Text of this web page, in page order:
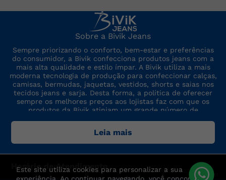
Este site utiliza cookies para personalizar a sua
Sobre a Bivik Jeans
Sempre priorizando o conforto, bem-estar e preferências
do consumidor, a Bivik confecciona produtos jeans com a
mais alta qualidade e estilo ímpar. A Bivik utiliza a mais
moderna tecnologia de produção para confeccionar calças,
camisas, bermudas, jaquetas, vestidos, shorts e saias nos
tecidos jeans e sarja. Desta forma, a política de oferecer
sempre os melhores preços aos lojistas faz com que os
produtos da Bivik atinjam um grande número de
qualidade e modelo altamente competitivos.
Leia mais
Horário de Atendimento